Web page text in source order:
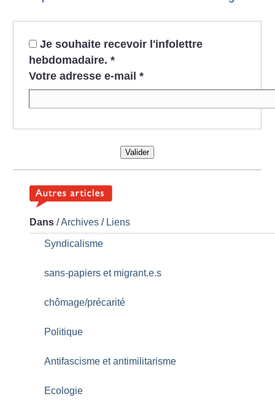
Je souhaite recevoir l'infolettre
hebdomadaire. *
Votre adresse e-mail *
Valider
Dans /Archives / Liens
Syndicalisme
sans-papiers et migrant.e.s
chômage/précarité
Politique
Antifascisme et antimilitarisme
Ecologie